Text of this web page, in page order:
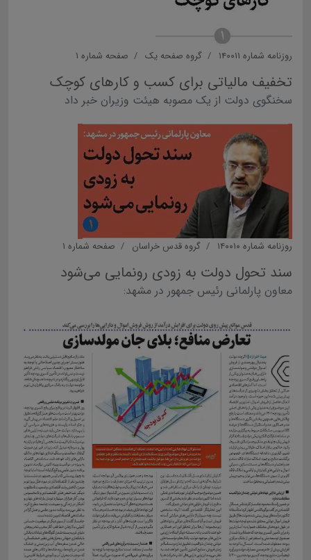
روزنامه شماره ۱۴۰۰۱۱ گروه صفحه یک صفحه شماره ۱
تخفیف مالیاتی برای کسب و کارهای کوچک
سخنگوی دولت از یک مصوبه هیئت وزیران خبر داد
روزنامه شماره ۱۴۰۰۱۰ گروه قدس خراسان صفحه شماره ۱
سند تحول دولت به زودی رونمایی می‌شود
معاون پارلمانی رئیس جمهور در مشهد: